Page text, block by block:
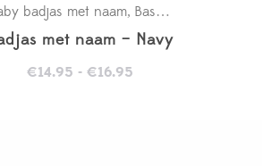
badjas met naam, Basics
met naam – Navy
€14.95 - €16.95Prijsklasse: